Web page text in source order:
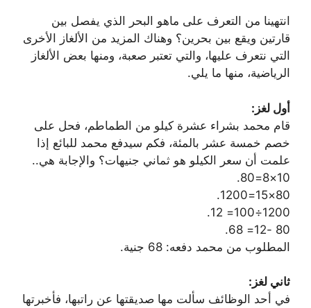
انتهينا من التعرف على ماهو البحر الذي يفصل بين
قارتين ويقع بين بحرين؟ وهناك المزيد من الألغاز الأخرى
التي نتعرف عليها، والتي تعتبر صعبة، ومنها بعض الألغاز
الرياضية، منها ما يلي.
أول لغز:
قام محمد بشراء عشرة كيلو من الطماطم، فحل على
خصم خمسة عشر بالمئة، فكم سيدفع محمد للبائع إذا
علمت أن سعر الكيلو هو ثماني جنيهات؟ والإجابة هي..
10×8=80.
80×15=1200.
1200÷100= 12.
80 -12= 68.
المطلوب من محمد دفعه: 68 جنية.
ثاني لغز:
في أحد الوظائف سألت مها صديقتها عن راتبها، فأخبرتها